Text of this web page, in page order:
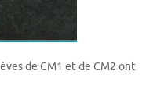
de CM1 et de CM2 ont